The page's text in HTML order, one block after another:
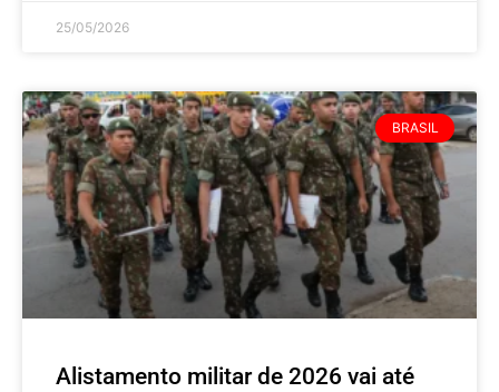
25/05/2026
BRASIL
Alistamento militar de 2026 vai até